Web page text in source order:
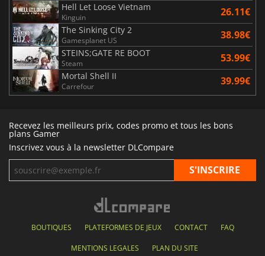
Hell Let Loose Vietnam
Kinguin 26.11€
The Sinking City 2
Gamesplanet US 38.98€
STEINS;GATE RE BOOT
Steam 53.99€
Mortal Shell II
Carrefour 39.99€
Recevez les meilleurs prix, codes promo et tous les bons
plans Gamer
Inscrivez vous à la newsletter DLCompare
BOUTIQUES PLATEFORMES DE JEUX CONTACT FAQ
MENTIONS LEGALES PLAN DU SITE